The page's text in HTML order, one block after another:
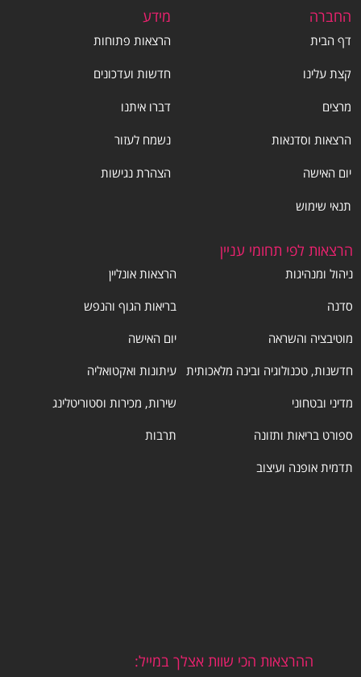
החברה
דף הבית
קצת עלינו
מרצים
הרצאות וסדנאות
יום האישה
תנאי שימוש
מידע
הרצאות פתוחות
חדשות ועדכונים
דברו איתנו
נשמח לעזור
הצהרת נגישות
הרצאות לפי תחומי עניין
ניהול ומנהיגות
הרצאות אונליין
סדנה
בריאות הגוף והנפש
מוטיבציה והשראה
יום האישה
חדשנות, טכנולוגיה ובינה מלאכותית
עיתונות ואקטואליה
מדיני ובטחוני
שירות, מכירות וסטוריטלינג
ספורט בריאות ותזונה
תרבות
תדמית אופנה ועיצוב
ההרצאות הכי שוות אצלך במייל: